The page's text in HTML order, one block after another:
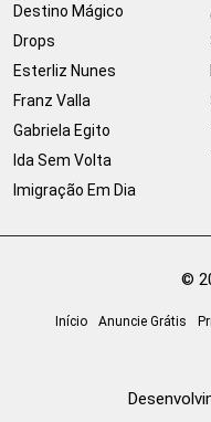
Destino Mágico
Drops
Esterliz Nunes
Franz Valla
Gabriela Egito
Ida Sem Volta
Imigração Em Dia
©
Início Anuncie Grátis